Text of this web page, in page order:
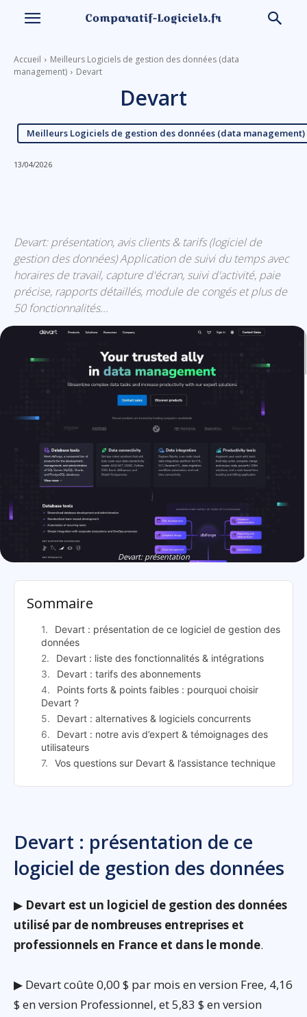
Accueil
Meilleurs Logiciels de gestion des données (data
management)
Devart
Devart
Meilleurs Logiciels de gestion des données (data management)
13/04/2026
Devart: présentation, avis clients & tarifs (logiciel de
gestion des données) Application de suivi du temps avec
horaires de travail, capture d'écran, suivi d'activité, paie
précise, rapports détaillés, module de congés et plus de
50 fonctionnalités...
Devart: présentation
Sommaire
Devart : présentation de ce logiciel de gestion des
données
Devart : liste des fonctionnalités & intégrations
Devart : tarifs des abonnements
Points forts & points faibles : pourquoi choisir
Devart ?
Devart : alternatives & logiciels concurrents
Devart : notre avis d’expert & témoignages des
utilisateurs
Vos questions sur Devart & l’assistance technique
Devart : présentation de ce
logiciel de gestion des données
▶ Devart est un logiciel de gestion des données
utilisé par de nombreuses entreprises et
professionnels en France et dans le monde.
▶ Devart coûte 0,00 $ par mois en version Free, 4,16
$ en version Professionnel, et 5,83 $ en version